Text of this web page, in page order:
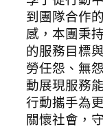
到團隊合作
感，本團秉
的服務目標
勞任怨、無
動展現服務
行動攜手為
關懷社會，